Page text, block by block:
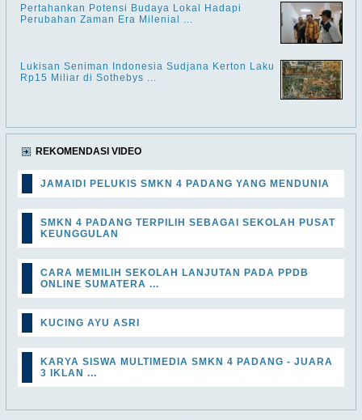
Pertahankan Potensi Budaya Lokal Hadapi
Perubahan Zaman Era Milenial ...
Lukisan Seniman Indonesia Sudjana Kerton Laku
Rp15 Miliar di Sothebys ...
REKOMENDASI VIDEO
JAMAIDI PELUKIS SMKN 4 PADANG YANG MENDUNIA
SMKN 4 PADANG TERPILIH SEBAGAI SEKOLAH PUSAT
KEUNGGULAN
CARA MEMILIH SEKOLAH LANJUTAN PADA PPDB
ONLINE SUMATERA ...
KUCING AYU ASRI
KARYA SISWA MULTIMEDIA SMKN 4 PADANG - JUARA
3 IKLAN ...